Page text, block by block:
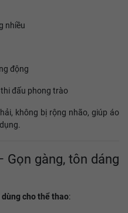
nhiều
động
đấu phong trào
không bị rộng nhão, giúp áo
gàng, tôn dáng
cho thể thao: